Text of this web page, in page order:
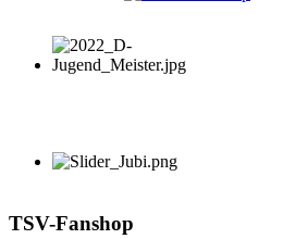
TSV-Fanshop